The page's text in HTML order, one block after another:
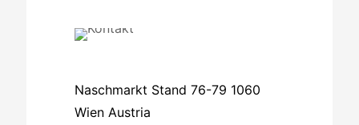
Naschmarkt Stand 76-79 1060
Wien Austria